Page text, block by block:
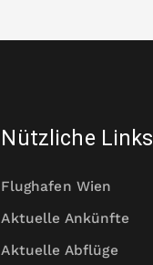
Nützliche Links
Flughafen Wien
Aktuelle Ankünfte
Aktuelle Abflüge